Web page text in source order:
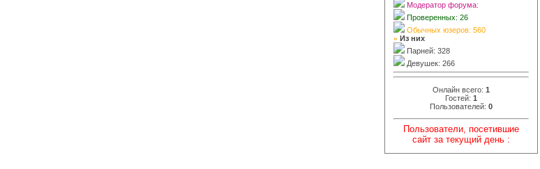
Модератор форума:
Проверенных: 26
Обычных юзеров: 560
» Из них
Парней: 328
Девушек: 266
Онлайн всего: 1
Гостей: 1
Пользователей: 0
Пользователи, посетившие
сайт за текущий день :